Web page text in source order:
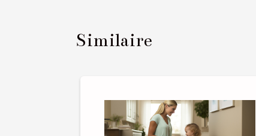
Similaire